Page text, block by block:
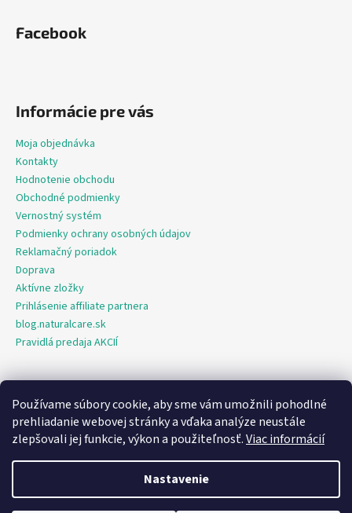
Používame súbory cookie, aby sme vám umožnili pohodlné
prehliadanie webovej stránky a vďaka analýze neustále
zlepšovali jej funkcie, výkon a použiteľnosť.Viac informácií
Nastavenie
Facebook
Informácie pre vás
Moja objednávka
Kontakty
Hodnotenie obchodu
Obchodné podmienky
Vernostný systém
Podmienky ochrany osobných údajov
Reklamačný poriadok
Doprava
Aktívne zložky
Prihlásenie affiliate partnera
blog.naturalcare.sk
Pravidlá predaja AKCIÍ
O marketing sa nám stará digitálna agentúra Consultee
Vytvoril Shoptet
NaturalCare.sk. Všetky práva vyhradené.
nastavenie cookies